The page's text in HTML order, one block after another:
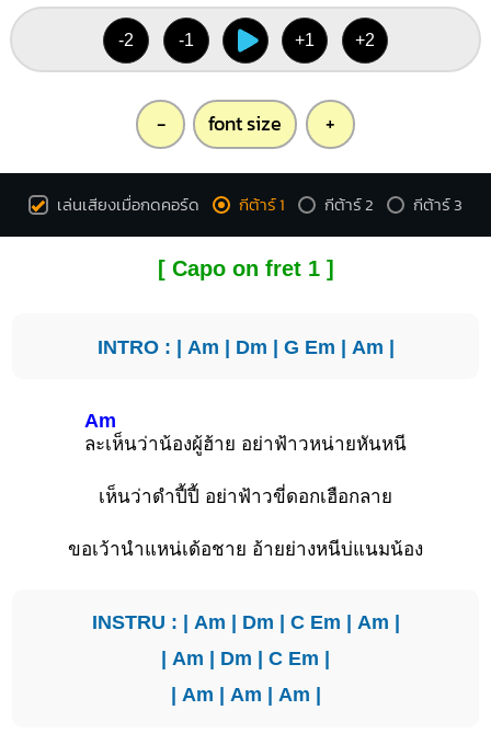
-2 -1 +1 +2
- font size +
เล่นเสียงเมื่อกดคอร์ด กีต้าร์ 1 กีต้าร์ 2 กีต้าร์ 3
[ Capo on fret 1 ]
INTRO : | Am | Dm | G Em | Am |
ล
Am
ะเห็นว่าน้องผู้ฮ้าย อย่าฟ้าวหน่ายหันหนี
เห็นว่าดำปี้ปี้ อย่าฟ้าวขี่ดอกเฮือกลาย
ขอเว้านำแหน่เด้อชาย อ้ายย่างหนีบ่แนมน้อง
INSTRU : | Am | Dm | C Em | Am |
| Am | Dm | C Em |
| Am | Am | Am |